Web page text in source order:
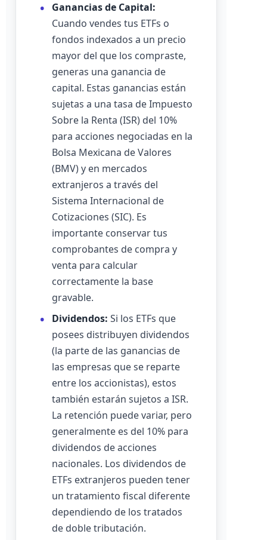
Ganancias de Capital:
Cuando vendes tus ETFs o
fondos indexados a un precio
mayor del que los compraste,
generas una ganancia de
capital. Estas ganancias están
sujetas a una tasa de Impuesto
Sobre la Renta (ISR) del 10%
para acciones negociadas en la
Bolsa Mexicana de Valores
(BMV) y en mercados
extranjeros a través del
Sistema Internacional de
Cotizaciones (SIC). Es
importante conservar tus
comprobantes de compra y
venta para calcular
correctamente la base
gravable.
Dividendos: Si los ETFs que
posees distribuyen dividendos
(la parte de las ganancias de
las empresas que se reparte
entre los accionistas), estos
también estarán sujetos a ISR.
La retención puede variar, pero
generalmente es del 10% para
dividendos de acciones
nacionales. Los dividendos de
ETFs extranjeros pueden tener
un tratamiento fiscal diferente
dependiendo de los tratados
de doble tributación.